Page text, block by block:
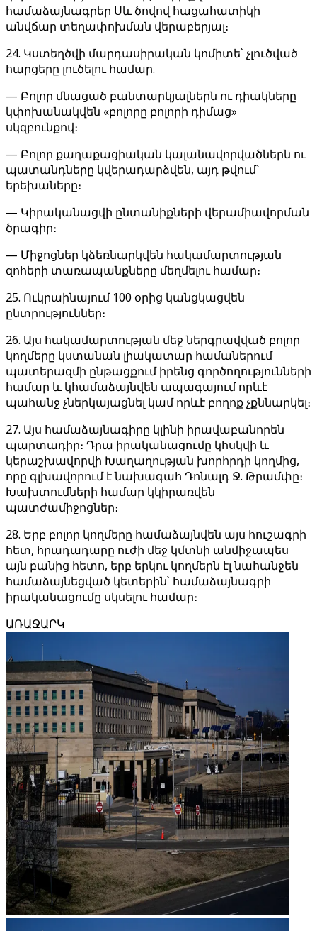
համաձայնագրեր Սև ծովով հացահատիկի
անվճար տեղափոխման վերաբերյալ։
24. Կստեղծվի մարդասիրական կոմիտե՝ չլուծված
հարցերը լուծելու համար.
— Բոլոր մնացած բանտարկյալներն ու դիակները
կփոխանակվեն «բոլորը բոլորի դիմաց»
սկզբունքով։
— Բոլոր քաղաքացիական կալանավորվածներն ու
պատանդները կվերադարձվեն, այդ թվում՝
երեխաները։
— Կիրականացվի ընտանիքների վերամիավորման
ծրագիր։
— Միջոցներ կձեռնարկվեն հակամարտության
զոհերի տառապանքները մեղմելու համար։
25. Ուկրաինայում 100 օրից կանցկացվեն
ընտրություններ։
26. Այս հակամարտության մեջ ներգրավված բոլոր
կողմերը կստանան լիակատար համաներում
պատերազմի ընթացքում իրենց գործողությունների
համար և կհամաձայնվեն ապագայում որևէ
պահանջ չներկայացնել կամ որևէ բողոք չքննարկել։
27. Այս համաձայնագիրը կլինի իրավաբանորեն
պարտադիր։ Դրա իրականացումը կհսկվի և
կերաշխավորվի Խաղաղության խորհրդի կողմից,
որը գլխավորում է նախագահ Դոնալդ Ջ. Թրամփը։
Խախտումների համար կկիրառվեն
պատժամիջոցներ։
28. Երբ բոլոր կողմերը համաձայնվեն այս հուշագրի
հետ, հրադադարը ուժի մեջ կմտնի անմիջապես
այն բանից հետո, երբ երկու կողմերն էլ նահանջեն
համաձայնեցված կետերին՝ համաձայնագրի
իրականացումը սկսելու համար։
ԱՌԱՋԱՐԿ